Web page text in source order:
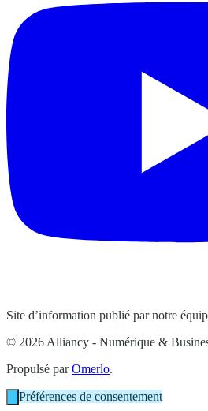
Site d’information publié par notre
© 2026 Alliancy - Numérique &
Propulsé parOmerlo.
Préférences de consentement